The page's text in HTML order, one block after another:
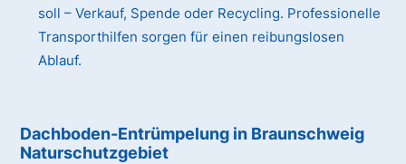
soll – Verkauf, Spende oder Recycling. Professionelle
Transporthilfen sorgen für einen reibungslosen
Ablauf.
Dachboden-Entrümpelung in Braunschweig
Naturschutzgebiet